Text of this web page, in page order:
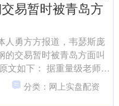
易暂时被青岛方
人勇方方报道，韦瑟斯庞
的交易暂时被青岛方面叫
文如下： 据重量级老师向
斯庞的交易暂时被青岛方
这笔引援....
分类：网上实盘配资